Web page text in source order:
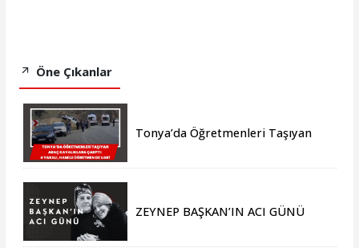
Öne Çıkanlar
Tonya’da Öğretmenleri Taşıyan
ZEYNEP BAŞKAN’IN ACI GÜNÜ